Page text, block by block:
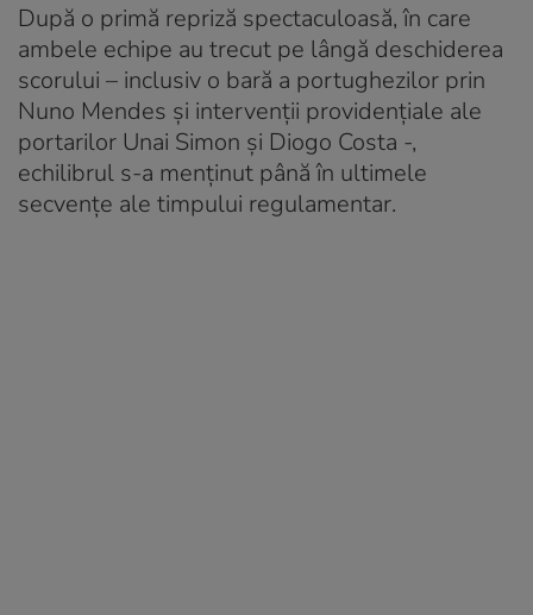
După o primă repriză spectaculoasă, în care
ambele echipe au trecut pe lângă deschiderea
scorului – inclusiv o bară a portughezilor prin
Nuno Mendes și intervenții providențiale ale
portarilor Unai Simon și Diogo Costa -,
echilibrul s-a menținut până în ultimele
secvențe ale timpului regulamentar.